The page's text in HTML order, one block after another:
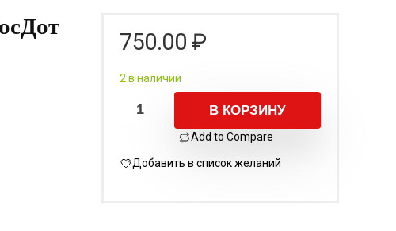
750.00 ₽
2 в наличии
В КОРЗИНУ
Add to Compare
Добавить в список желаний